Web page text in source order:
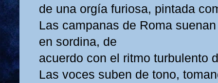
de una orgía furiosa, pintada
Las campanas de Roma
en sordina, de
acuerdo con el ritmo turbulento
Las voces suben de tono,